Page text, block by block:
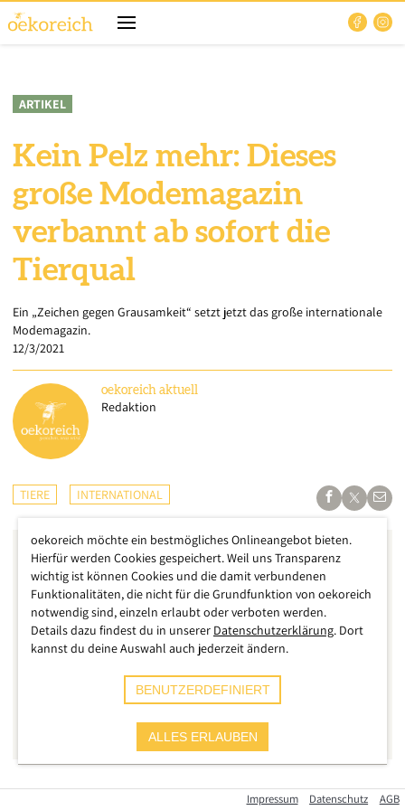
ARTIKEL
Kein Pelz mehr: Dieses
große Modemagazin
verbannt ab sofort die
Tierqual
Ein „Zeichen gegen Grausamkeit“ setzt jetzt das große internationale
Modemagazin.
12/3/2021
oekoreich aktuell
Redaktion
TIERE INTERNATIONAL
Ein „Zeichen gegen Grausamkeit“ setzt jetzt das große
Impressum Datenschutz AGB
oekoreich möchte ein bestmögliches Onlineangebot bieten.
Hierfür werden Cookies gespeichert. Weil uns Transparenz
wichtig ist können Cookies und die damit verbundenen
Funktionalitäten, die nicht für die Grundfunktion von oekoreich
notwendig sind, einzeln erlaubt oder verboten werden.
Details dazu findest du in unserer Datenschutzerklärung. Dort
kannst du deine Auswahl auch jederzeit ändern.
BENUTZERDEFINIERT
ALLES ERLAUBEN